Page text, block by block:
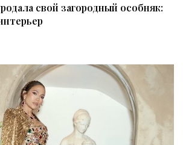
свой загородный особняк: